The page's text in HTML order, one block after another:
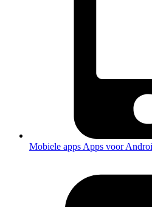
Mobiele apps Apps voor